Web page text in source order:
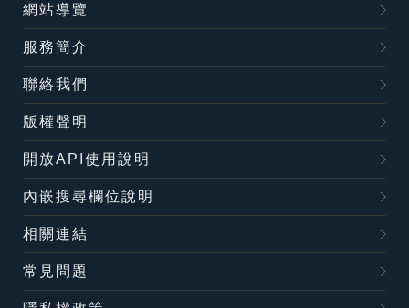
網站導覽
服務簡介
聯絡我們
版權聲明
開放API使用說明
內嵌搜尋欄位說明
相關連結
常見問題